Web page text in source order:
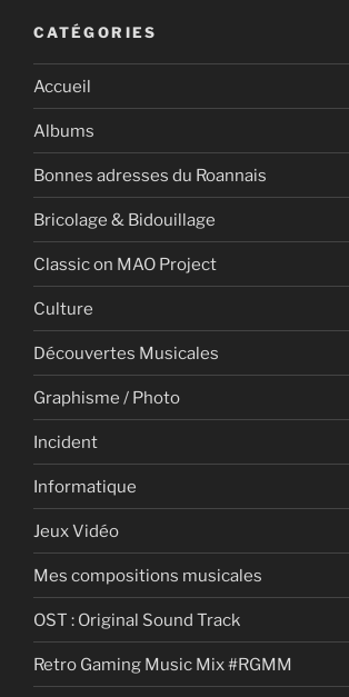
CATÉGORIES
Accueil
Albums
Bonnes adresses du Roannais
Bricolage & Bidouillage
Classic on MAO Project
Culture
Découvertes Musicales
Graphisme / Photo
Incident
Informatique
Jeux Vidéo
Mes compositions musicales
OST : Original Sound Track
Retro Gaming Music Mix #RGMM